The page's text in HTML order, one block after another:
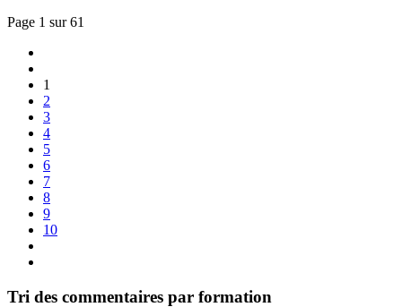
Page 1 sur 61
1
2
3
4
5
6
7
8
9
10
Tri des commentaires par formation